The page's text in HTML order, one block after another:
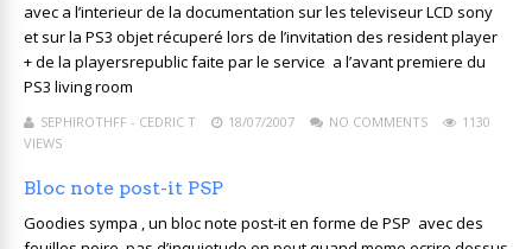
avec a l’interieur de la documentation sur les televiseur LCD sony
et sur la PS3 objet récuperé lors de l’invitation des resident player
+ de la playersrepublic faite par le service a l’avant premiere du
PS3 living room
SEPHIROTHFF - CEDRIC T 18/07/2007 NO COMMENTS
1130
VIEWS
Bloc note post-it PSP
Goodies sympa , un bloc note post-it en forme de PSP avec des